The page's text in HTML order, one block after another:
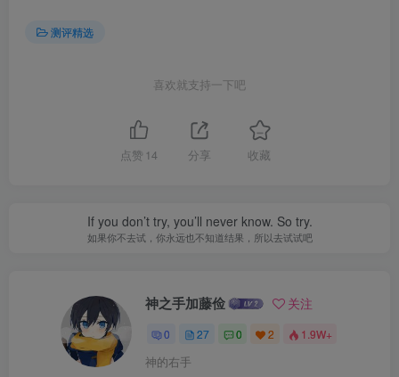
测评精选
喜欢就支持一下吧
点赞 14 分享 收藏
If you don’t try, you’ll never know. So try.
如果你不去试，你永远也不知道结果，所以去试试吧
神之手加藤俭 关注
0 27 0 2 1.9W+
神的右手